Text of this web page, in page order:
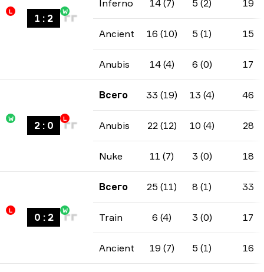
L
1 : 2
W
Inferno 14 (7) 5 (2) 19
Ancient 16 (10) 5 (1) 15
Anubis 14 (4) 6 (0) 17
W
2: 0
L
Всего 33 (19) 13 (4) 46
Anubis 22 (12) 10 (4) 28
Nuke 11 (7) 3 (0) 18
L
0 : 2
W
Всего 25 (11) 8 (1) 33
Train 6 (4) 3 (0) 17
Ancient 19 (7) 5 (1) 16